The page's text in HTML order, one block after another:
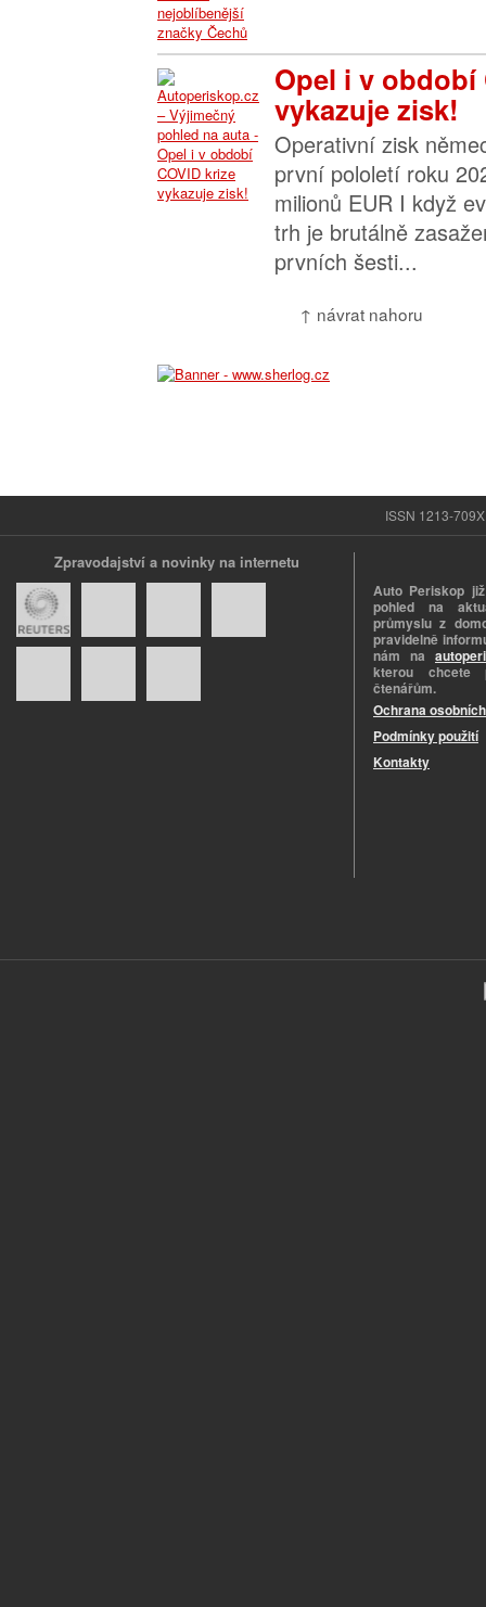
Opel i v období
vykazuje zisk!
Operativní zisk
první pololetí roku
milionů EUR I když
trh je brutálně
prvních šesti...
↑ návrat nahoru
ISSN 1213-
Zpravodajství a novinky na internetu
Auto Periskop
pohled na
průmyslu z
pravidelně
nám na
kterou chcete
čtenářům.
Ochrana
Podmínky použití
Kontakty